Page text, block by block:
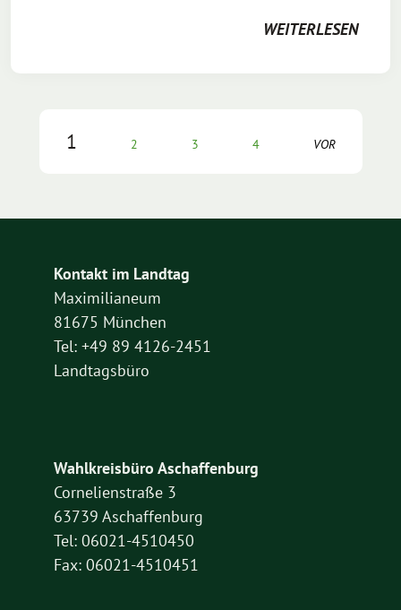
WEITERLESEN
1 2 3 4 VOR
Kontakt im Landtag
Maximilianeum
81675 München
Tel: +49 89 4126-2451
Landtagsbüro
Wahlkreisbüro Aschaffenburg
Cornelienstraße 3
63739 Aschaffenburg
Tel: 06021-4510450
Fax: 06021-4510451